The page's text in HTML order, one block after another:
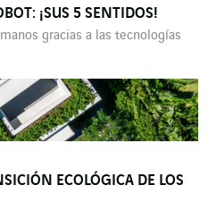
¡SUS 5 SENTIDOS!
gracias a las tecnologías
ECOLÓGICA DE LOS